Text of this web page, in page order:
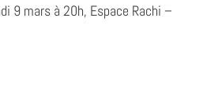
9 mars à 20h, Espace Rachi –